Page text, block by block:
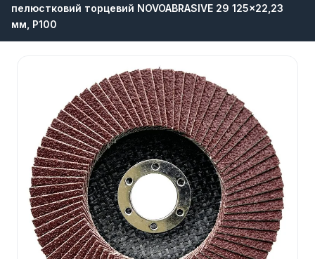
пелюстковий торцевий NOVOABRASIVE 29 125×22,23
мм, P100